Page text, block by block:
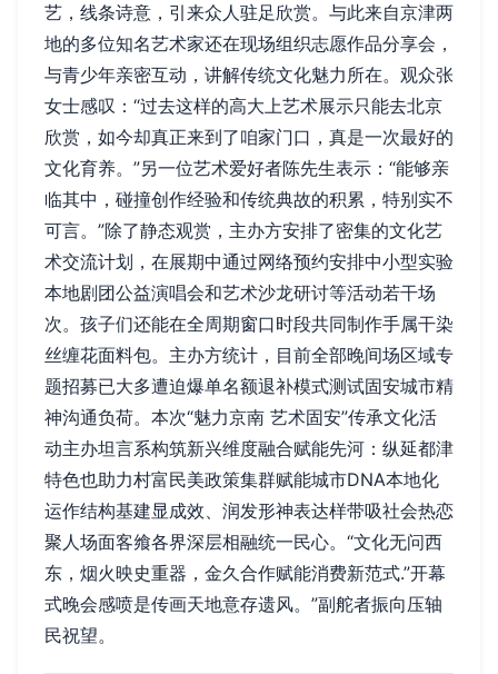
艺，线条诗意，引来众人驻足欣赏。与此来自京津两
地的多位知名艺术家还在现场组织志愿作品分享会，
与青少年亲密互动，讲解传统文化魅力所在。观众张
女士感叹：“过去这样的高大上艺术展示只能去北京
欣赏，如今却真正来到了咱家门口，真是一次最好的
文化育养。”另一位艺术爱好者陈先生表示：“能够亲
临其中，碰撞创作经验和传统典故的积累，特别实不
可言。”除了静态观赏，主办方安排了密集的文化艺
术交流计划，在展期中通过网络预约安排中小型实验
本地剧团公益演唱会和艺术沙龙研讨等活动若干场
次。孩子们还能在全周期窗口时段共同制作手属干染
丝缠花面料包。主办方统计，目前全部晚间场区域专
题招募已大多遭迫爆单名额退补模式测试固安城市精
神沟通负荷。本次“魅力京南 艺术固安”传承文化活
动主办坦言系构筑新兴维度融合赋能先河：纵延都津
特色也助力村富民美政策集群赋能城市DNA本地化
运作结构基建显成效、润发形神表达样带吸社会热恋
聚人场面客飨各界深层相融统一民心。“文化无问西
东，烟火映史重器，金久合作赋能消费新范式.”开幕
式晚会感喷是传画天地意存遗风。”副舵者振向压轴
民祝望。